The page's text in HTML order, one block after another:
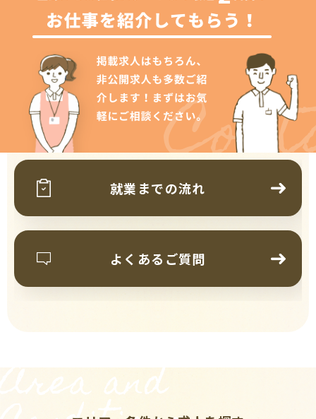
就業までの流れ
よくあるご質問
Area and